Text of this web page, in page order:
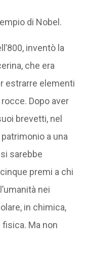
di Nobel.
inventò la
che era
estrarre elementi
Dopo aver
brevetti, nel
a una
sarebbe
premi a chi
nei
in chimica,
Ma non